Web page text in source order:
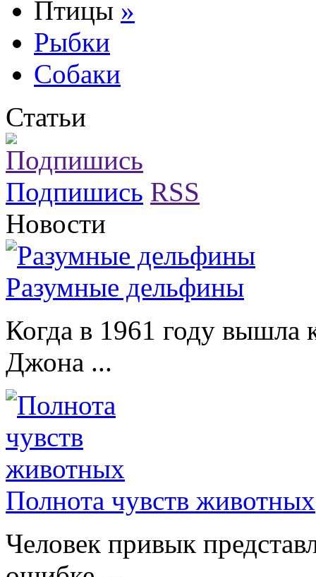
Птицы »
Рыбки
Собаки
Статьи
Подпишись RSS
Новости
Разумные дельфины
Когда в 1961 году вышла
Джона ...
Полнота чувств животных
Человек привык